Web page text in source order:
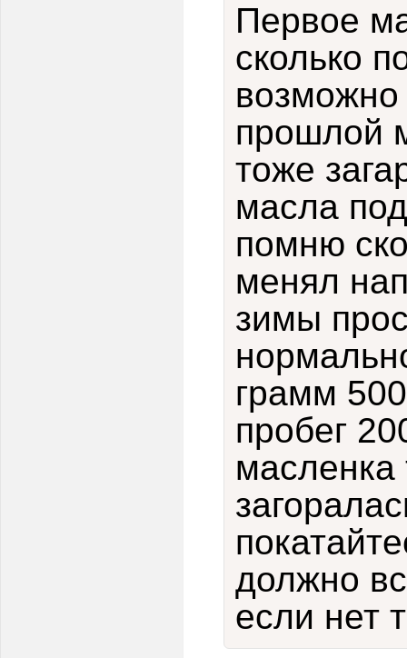
Первое
сколько
прошлой
тоже
масла
помню
менял
зимы
грамм
пробег
масленка
должно
если нет